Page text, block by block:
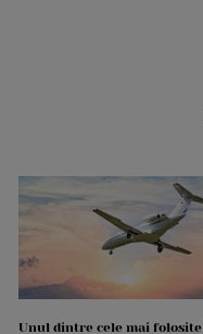
Unul dintre cele mai folosite